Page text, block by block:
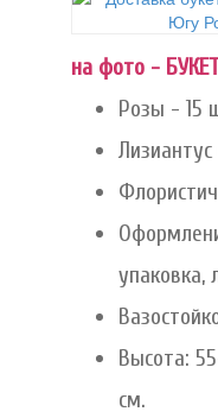
на фото -
Розы - 15
упаковка,
Высота:
см.